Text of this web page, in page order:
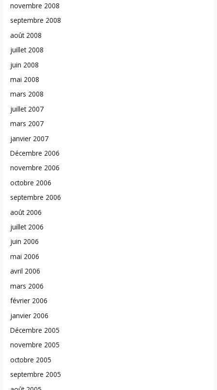
novembre 2008
septembre 2008
août 2008
juillet 2008
juin 2008
mai 2008
mars 2008
juillet 2007
mars 2007
janvier 2007
Décembre 2006
novembre 2006
octobre 2006
septembre 2006
août 2006
juillet 2006
juin 2006
mai 2006
avril 2006
mars 2006
février 2006
janvier 2006
Décembre 2005
novembre 2005
octobre 2005
septembre 2005